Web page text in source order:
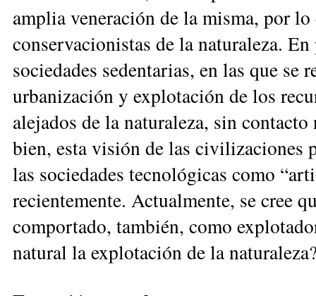
am­plia veneración de la misma, por
conservacionistas de la naturaleza.
sociedades sedentarias, en las que se
urbanización y ex­plo­tación de los
alejados de la naturaleza, sin
bien, esta visión de las civilizaciones
las sociedades tec­no­ló­gicas como
recientemente. Actualmente, se cree
comportado, también, como
natural la explotación de la